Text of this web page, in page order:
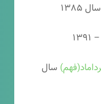
سال ۱۳۸۵
سال